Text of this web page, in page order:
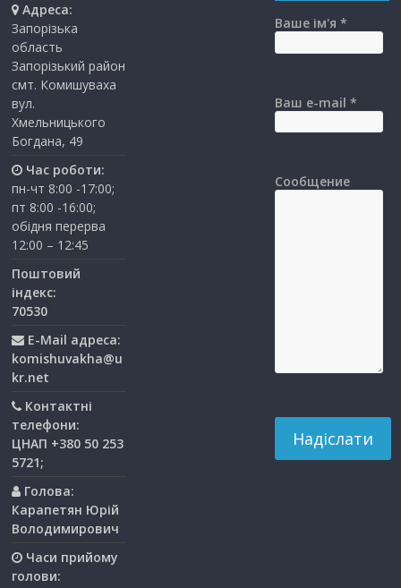
Адреса:
Запорізька
область
Запорізький район
смт. Комишуваха
вул.
Хмельницького
Богдана, 49
Час роботи:
пн-чт 8:00 -17:00;
пт 8:00 -16:00;
обідня перерва
12:00 – 12:45
Поштовий
індекс:
70530
E-Mail адреса:
komishuvakha@u
kr.net
Контактні
телефони:
ЦНАП +380 50 253
5721;
Голова:
Карапетян Юрій
Володимирович
Часи прийому
голови:
Ваше ім'я *
Ваш e-mail *
Сообщение